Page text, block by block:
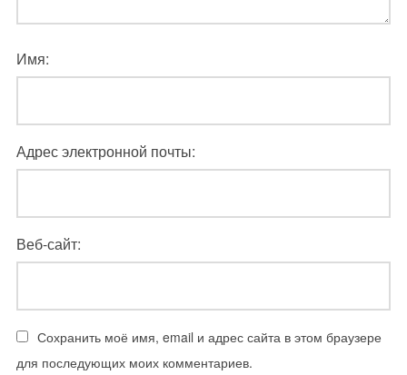
Имя:
Адрес электронной почты:
Веб-сайт:
Сохранить моё имя, email и адрес сайта в этом браузере
для последующих моих комментариев.